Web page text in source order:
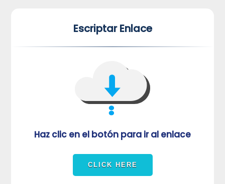
Escriptar Enlace
Haz clic en el botón para ir al enlace
VUVORmRFeFRNVlJrUjBZd1kza3dkRkJuUFQwPQ==